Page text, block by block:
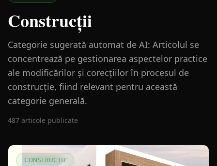
Construcții
Categorie sugerată automat de AI: Articolul se
concentrează pe gestionarea aspectelor practice
ale modificărilor și corecțiilor în procesul de
construcție, fiind relevant pentru această
categorie generală.
487 articole publicate
CONSTRUCȚII